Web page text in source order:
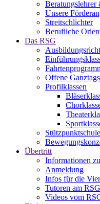
Unsere
Streitschlichter
Berufliche
Das RSG
Offene
Profilklassen
Stützpunktschule
Übertritt
Informationen
Anmeldung
Infos für die
Tutoren am RSG
Videos vom